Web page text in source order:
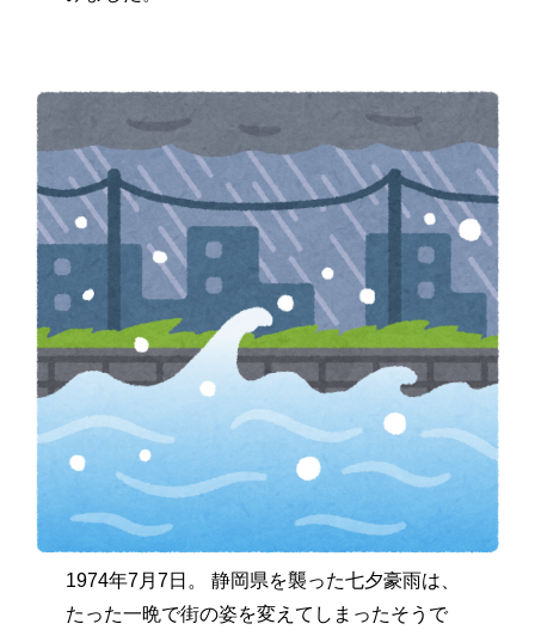
1974年7月7日。 静岡県を襲った七夕豪雨は、
たった一晩で街の姿を変えてしまったそうで